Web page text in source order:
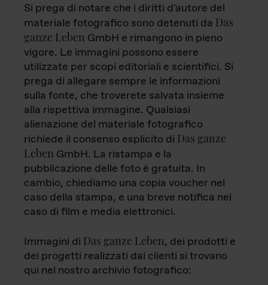
Si prega di notare che i diritti d'autore del
materiale fotografico sono detenuti da Das
ganze Leben GmbH e rimangono in pieno
vigore. Le immagini possono essere
utilizzate per scopi editoriali e scientifici. Si
prega di allegare sempre le informazioni
sulla fonte, che troverete salvata insieme
alla rispettiva immagine. Qualsiasi
alienazione del materiale fotografico
richiede il consenso esplicito di Das ganze
Leben GmbH. La ristampa e la
pubblicazione delle foto è gratuita. In
cambio, chiediamo una copia voucher nel
caso della stampa, e una breve notifica nel
caso di film e media elettronici.
Immagini di Das ganze Leben, dei prodotti e
dei progetti realizzati dai clienti si trovano
qui nel nostro archivio fotografico: